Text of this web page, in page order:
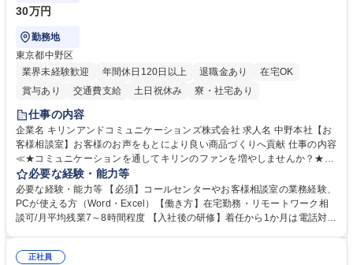
30万円
勤務地
東京都中野区
業界未経験歓迎
年間休日120日以上 退職金あり
在宅OK
賞与あり
交通費支給 土日祝休み 寮・社宅あり
仕事の内容
企業名 キリンアンドコミュニケーションズ株式会社 求人名 中野本社【お
客様相談室】お客様のお声をもとにより良い商品づくりへ貢献 仕事の内容
≪★コミュニケーションを通してキリンのファンを増やしませんか？★≫
お客様のお声をより良い商品づくりに活かしていく上で、窓口となるお客
様相談室でのお仕事です。 日々お客様からいただくキリングループへのご
意見を、企業活動に活かしています。お客様からの声に迅速かつ誠意をも
って対応、情報提供するとともにグループ内活動に反映しています。 【具
平均100件前後■メール・手紙：同上40件前後 募集職種 中野本社【お客様
必要な経験・能力等
必要な経験・能力等 【必須】コールセンターやお客様相談室の業務経験、
PCが使える方（Word・Excel）【働き方】在宅勤務・リモートワーク相
談可/月平均残業7～8時間程度 【入社後の研修】着任から1か月は電話対応
すのでご安心ください。 【当社について】キリングループの広報機能を担
正社員